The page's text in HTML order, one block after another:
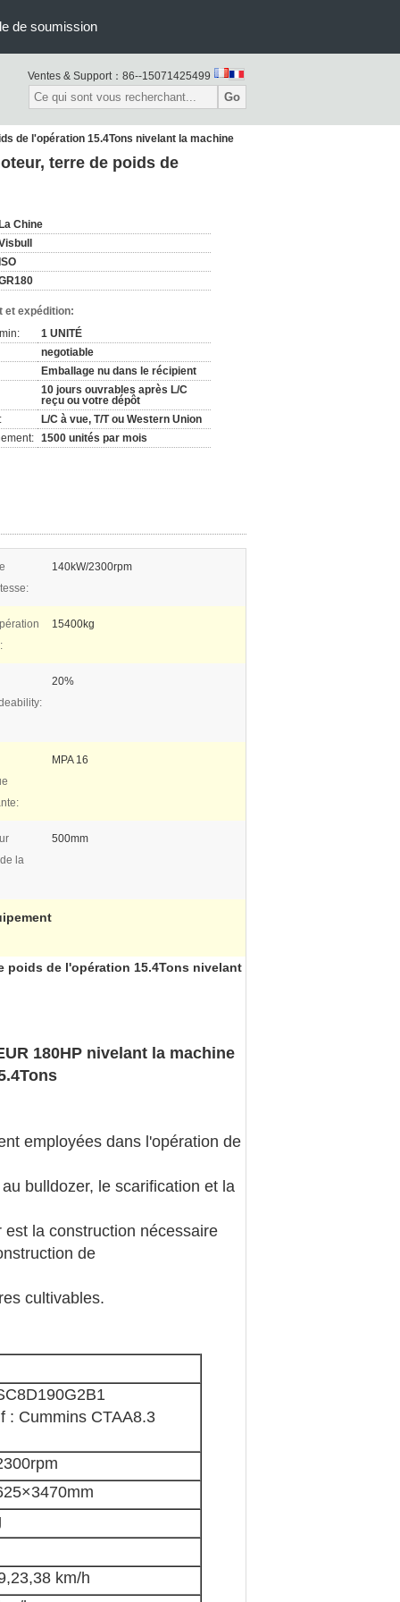
de soumission
Ventes & Support： 86--15071425499
Go
de l'opération 15.4Tons nivelant la machine
terre de poids de
La Chine
ISO
et expédition:
1 UNITÉ
negotiable
Emballage nu dans le récipient
10 jours ouvrables après L/C
reçu ou votre dépôt
L/C à vue, T/T ou Western Union
1500 unités par mois
140kW/2300rpm
15400kg
20%
MPA 16
la
500mm
poids de l'opération 15.4Tons nivelant
180HP nivelant la machine
employées dans l'opération de
bulldozer, le scarification et la
la construction nécessaire
de
cultivables.
: Cummins CTAA8.3
km/h